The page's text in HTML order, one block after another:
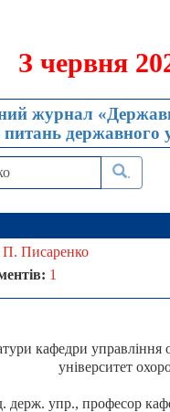
З червня
журнал
питань державного
.
Писаренко
1
кафедри
університет
держ. упр., професор